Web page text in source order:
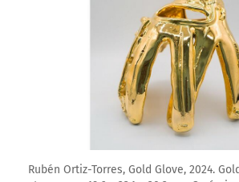
Rubén Ortiz-Torres, Gold Glove, 2024.